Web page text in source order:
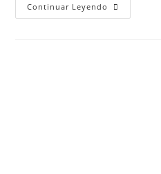
Continuar Leyendo